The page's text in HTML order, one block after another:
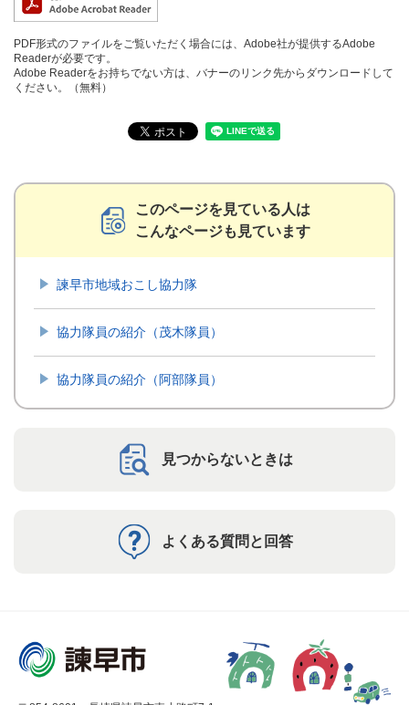
PDF形式のファイルをご覧いただく場合には、Adobe社が提供するAdobe
Readerが必要です。
Adobe Readerをお持ちでない方は、バナーのリンク先からダウンロードして
ください。（無料）
このページを見ている人は
こんなページも見ています
諫早市地域おこし協力隊
協力隊員の紹介（茂木隊員）
協力隊員の紹介（阿部隊員）
見つからないときは
よくある質問と回答